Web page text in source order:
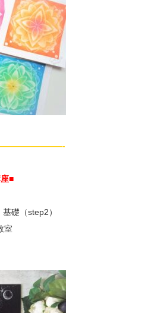
■
礎（step2）
室